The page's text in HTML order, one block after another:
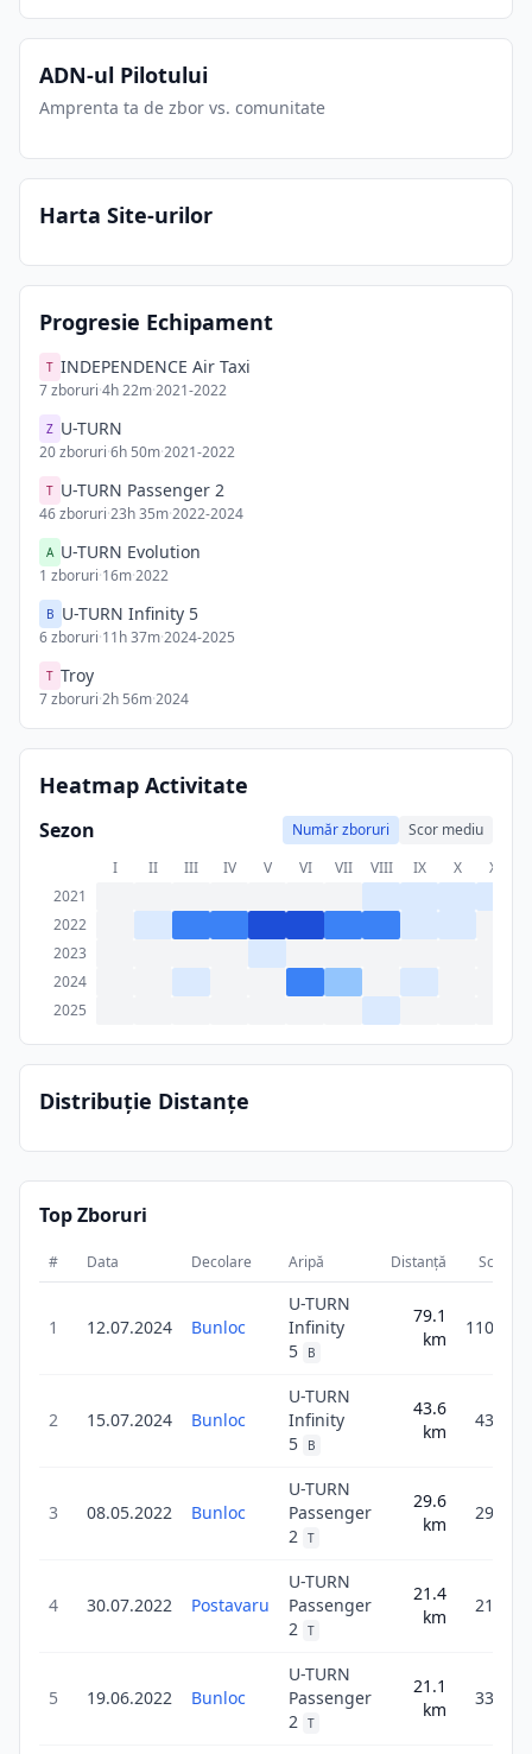
ADN-ul Pilotului
Amprenta ta de zbor vs. comunitate
Harta Site-urilor
Progresie Echipament
T INDEPENDENCE Air Taxi
7zboruri·4h 22m·2021-2022
Z U-TURN
20zboruri·6h 50m·2021-2022
T U-TURN Passenger 2
46zboruri·23h 35m·2022-2024
A U-TURN Evolution
1 zboruri·16m·2022
B U-TURN Infinity 5
6zboruri·11h 37m·2024-2025
T Troy
7zboruri·2h 56m·2024
Heatmap Activitate
Sezon Număr zboruri
Scor mediu
I
II III IV V VI VII VIII IX X XI
2021
2022
2023
2024
2025
Distribuție Distanțe
Top Zboruri
# Data Decolare Aripă Distanță Scor
1 12.07.2024 Bunloc
U-TURN
Infinity
5
B
79.1
km
110.8
2 15.07.2024 Bunloc
U-TURN
Infinity
5
B
43.6
km
43.6
3 08.05.2022 Bunloc
U-TURN
Passenger
2 T
29.6
km
29.6
4 30.07.2022 Postavaru
U-TURN
Passenger
2 T
21.4
km
21.4
5 19.06.2022 Bunloc
U-TURN
Passenger
2 T
21.1
km
33.8